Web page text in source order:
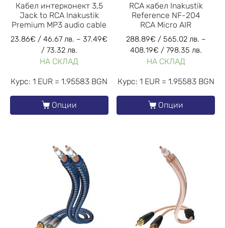
Кабел интерконект 3,5
Jack to RCA Inakustik
Premium MP3 audio cable
23.86€ / 46.67 лв. –37.49€
/ 73.32 лв.
НА СКЛАД
Курс: 1 EUR = 1.95583 BGN
Опции
RCA кабел Inakustik
Reference NF-204
RCA Micro AIR
288.89€ / 565.02 лв. –
408.19€ / 798.35 лв.
НА СКЛАД
Курс: 1 EUR = 1.95583 BGN
Опции